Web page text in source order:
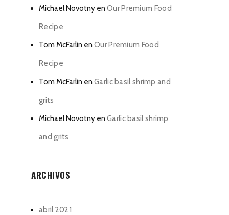
Michael Novotny en Our Premium Food
Recipe
Tom McFarlin en Our Premium Food
Recipe
Tom McFarlin en Garlic basil shrimp and
grits
Michael Novotny en Garlic basil shrimp
and grits
ARCHIVOS
abril 2021